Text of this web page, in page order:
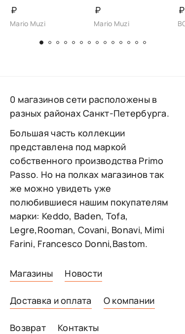
₽
Mario Muzi
₽
Mario Muzi
₽
Магазины Новости
Доставка и оплата О компании
Возврат Контакты
0 магазинов сети расположены в
разных районах Санкт-Петербурга.
Большая часть коллекции
представлена под маркой
собственного производства Primo
Passo. Но на полках магазинов так
же можно увидеть уже
полюбившиеся нашим покупателям
марки: Keddo, Baden, Tofa,
Legre,Rooman, Covani, Bonavi, Mimi
Farini, Francesco Donni,Bastom.